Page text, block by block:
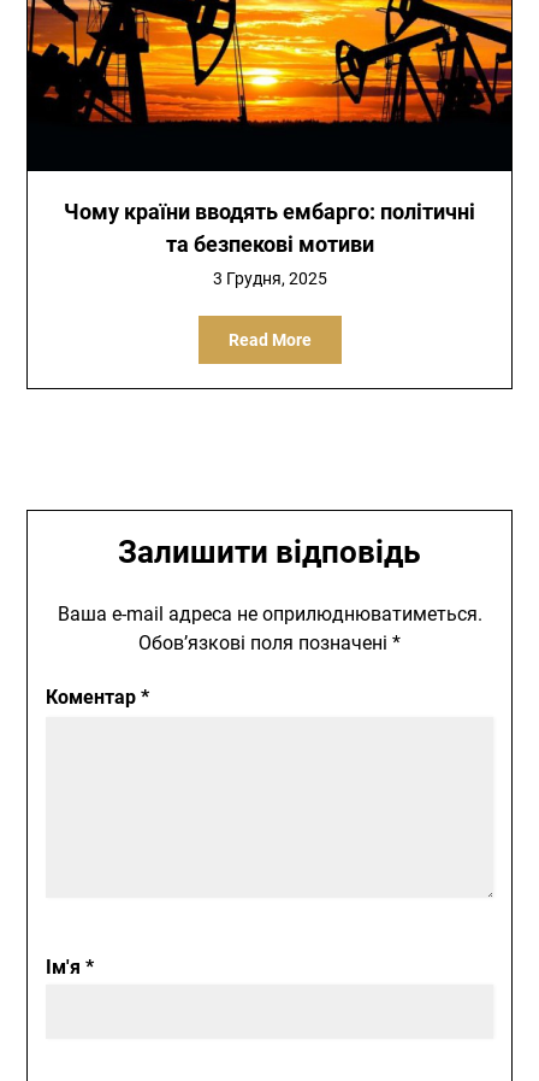
Чому країни вводять ембарго: політичні
та безпекові мотиви
3 Грудня, 2025
Read More
Залишити відповідь
Ваша e-mail адреса не оприлюднюватиметься.
Обов’язкові поля позначені *
Коментар*
Ім'я*